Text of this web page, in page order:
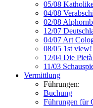
05/08
04/08
02/08
12/07
04/07 Art
08/05 1st view!
12/04 Die
11/03
Vermittlung
Führungen:
Buchung
Führungen für